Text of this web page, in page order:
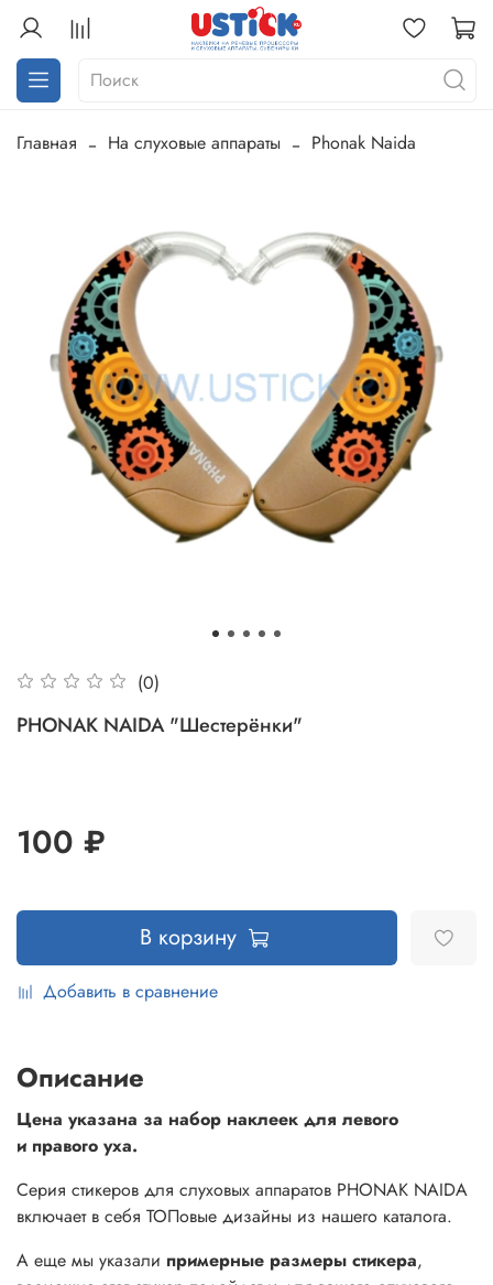
Главная На слуховые аппараты Phonak Naida
(0)
PHONAK NAIDA "Шестерёнки"
100 ₽
В корзину
Добавить в сравнение
Описание
Цена указана за набор наклеек для левого
и правого уха.
Серия стикеров для слуховых аппаратов PHONAK NAIDA
включает в себя ТОПовые дизайны из нашего каталога.
А еще мы указали примерные размеры стикера,